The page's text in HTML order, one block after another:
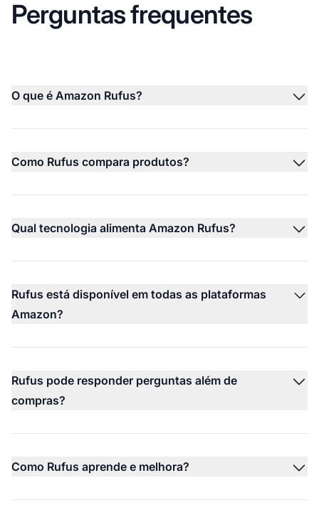
Perguntas frequentes
O que é Amazon Rufus?
Como Rufus compara produtos?
Qual tecnologia alimenta Amazon Rufus?
Rufus está disponível em todas as plataformas
Amazon?
Rufus pode responder perguntas além de
compras?
Como Rufus aprende e melhora?